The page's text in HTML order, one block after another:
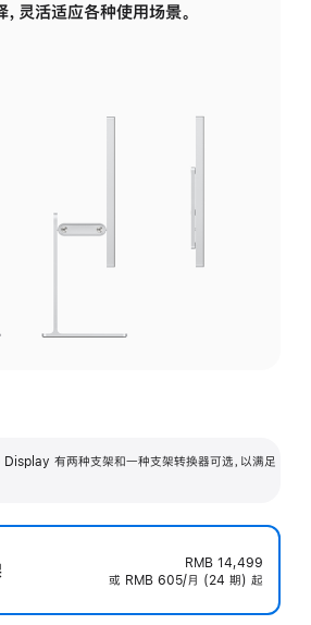
，灵活适应各种使用场景。
有两种支架和一种支架转换器可选，以满足
RMB 14,499
或 RMB 605/月 (24 期) 起